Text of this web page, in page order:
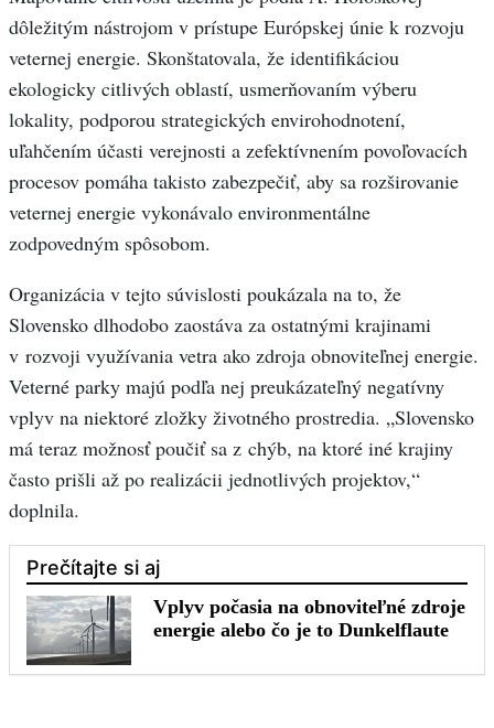
dôležitým nástrojom v prístupe Európskej únie k rozvoju
veternej energie. Skonštatovala, že identifikáciou
ekologicky citlivých oblastí, usmerňovaním výberu
lokality, podporou strategických envirohodnotení,
uľahčením účasti verejnosti a zefektívnením povoľovacích
procesov pomáha takisto zabezpečiť, aby sa rozširovanie
veternej energie vykonávalo environmentálne
zodpovedným spôsobom.
Organizácia v tejto súvislosti poukázala na to, že
Slovensko dlhodobo zaostáva za ostatnými krajinami
v rozvoji využívania vetra ako zdroja obnoviteľnej energie.
Veterné parky majú podľa nej preukázateľný negatívny
vplyv na niektoré zložky životného prostredia. „Slovensko
má teraz možnosť poučiť sa z chýb, na ktoré iné krajiny
často prišli až po realizácii jednotlivých projektov,“
doplnila.